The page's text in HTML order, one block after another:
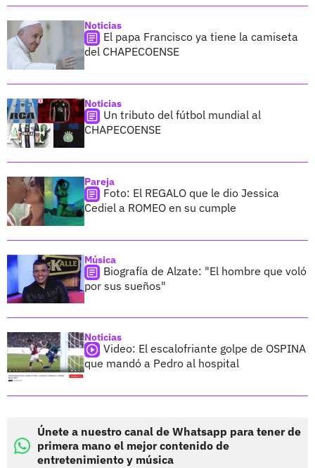
Noticias
El papa Francisco ya tiene la camiseta
del CHAPECOENSE
Noticias
Un tributo del fútbol mundial al
CHAPECOENSE
Pareja
Foto: El REGALO que le dio Jessica
Cediel a ROMEO en su cumple
Música
Biografía de Alzate: "El hombre que voló
por sus sueños"
Noticias
Video: El escalofriante golpe de OSPINA
que mandó a Pedro al hospital
Únete a nuestro canal de Whatsapp para tener de
primera mano el mejor contenido de
entretenimiento y música